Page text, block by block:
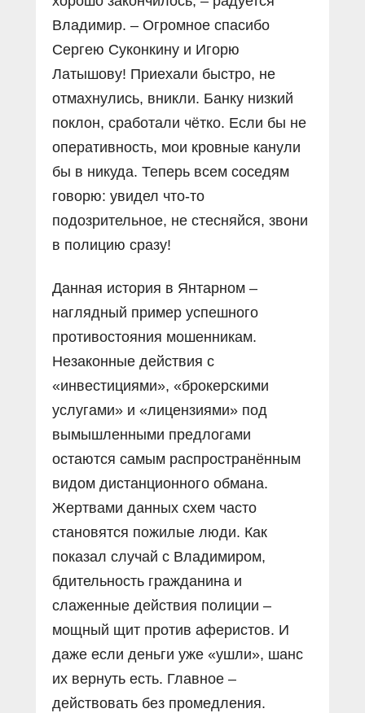
Владимир. – Огромное спасибо
Сергею Суконкину и Игорю
Латышову! Приехали быстро, не
отмахнулись, вникли. Банку низкий
поклон, сработали чётко. Если бы не
оперативность, мои кровные канули
бы в никуда. Теперь всем соседям
говорю: увидел что-то
подозрительное, не стесняйся, звони
в полицию сразу!
Данная история в Янтарном –
наглядный пример успешного
противостояния мошенникам.
Незаконные действия с
«инвестициями», «брокерскими
услугами» и «лицензиями» под
вымышленными предлогами
остаются самым распространённым
видом дистанционного обмана.
Жертвами данных схем часто
становятся пожилые люди. Как
показал случай с Владимиром,
бдительность гражданина и
слаженные действия полиции –
мощный щит против аферистов. И
даже если деньги уже «ушли», шанс
их вернуть есть. Главное –
действовать без промедления.